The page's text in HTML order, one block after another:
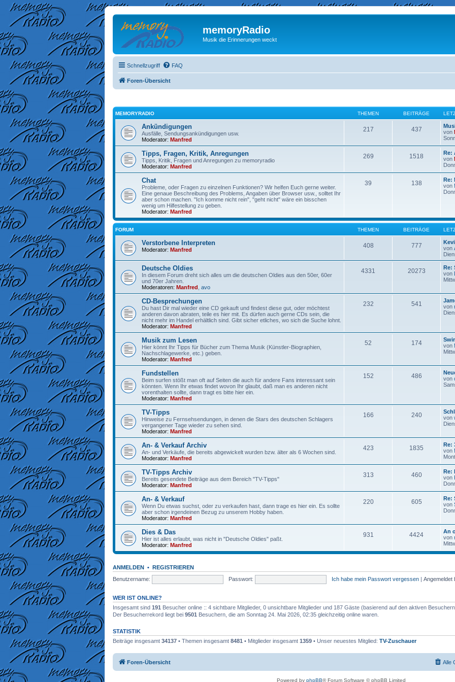
memoryRadio
Musik die Erinnerungen weckt
Schnellzugriff FAQ
Foren-Übersicht
MEMORYRADIO THEMEN BEITRÄGE
Ankündigungen
Ausfälle, Sendungsankündigungen usw.
Moderator: Manfred
217 437
von
Tipps, Fragen, Kritik, Anregungen
Tipps, Kritik, Fragen und Anregungen zu memoryradio
Moderator: Manfred
269 1518
Re:
von
Chat
Probleme, oder Fragen zu einzelnen Funktionen? Wir helfen Euch gerne weiter.
Eine genaue Beschreibung des Problems, Angaben über Browser usw., solltet Ihr
aber schon machen. "Ich komme nicht rein", "geht nicht" wäre ein bisschen
wenig um Hilfestellung zu geben.
Moderator: Manfred
39 138
Re:
von
FORUM THEMEN BEITRÄGE
Verstorbene Interpreten
Moderator: Manfred
408 777
von
Deutsche Oldies
In diesem Forum dreht sich alles um die deutschen Oldies aus den 50er, 60er
und 70er Jahren.
Moderatoren: Manfred avo
4331 20273
Re:
von
CD-Besprechungen
Du hast Dir mal wieder eine CD gekauft und findest diese gut, oder möchtest
anderen davon abraten, teile es hier mit. Es dürfen auch gerne CDs sein, die
nicht mehr im Handel erhältlich sind. Gibt sicher etliches, wo sich die Suche lohnt.
Moderator: Manfred
232 541
von
Musik zum Lesen
Hier könnt Ihr Tipps für Bücher zum Thema Musik (Künstler-Biographien,
Nachschlagewerke, etc.) geben.
Moderator: Manfred
52 174
von
Fundstellen
Beim surfen stößt man oft auf Seiten die auch für andere Fans interessant sein
könnten. Wenn Ihr etwas findet wovon Ihr glaubt, daß man es anderen nicht
vorenthalten sollte, dann tragt es bitte hier ein.
Moderator: Manfred
152 486
von
TV-Tipps
Hinweise zu Fernsehsendungen, in denen die Stars des deutschen Schlagers
vergangener Tage wieder zu sehen sind.
Moderator: Manfred
166 240
von
An- & Verkauf Archiv
An- und Verkäufe, die bereits abgewickelt wurden bzw. älter als 6 Wochen sind.
Moderator: Manfred
423 1835
Re:
von
TV-Tipps Archiv
Bereits gesendete Beiträge aus dem Bereich "TV-Tipps"
Moderator: Manfred
313 460
Re:
von
An- & Verkauf
Wenn Du etwas suchst, oder zu verkaufen hast, dann trage es hier ein. Es sollte
aber schon irgendeinen Bezug zu unserem Hobby haben.
Moderator: Manfred
220 605
Re:
von
Dies & Das
Hier ist alles erlaubt, was nicht in "Deutsche Oldies" paßt.
Moderator: Manfred
931 4424
An
von
ANMELDEN • REGISTRIEREN
Benutzername:
Passwort: Ich habe mein Passwort vergessen | Angemeldet
WER IST ONLINE?
Insgesamt sind 191 Besucher online :: 4 sichtbare Mitglieder, 0 unsichtbare Mitglieder und 187 Gäste (basierend auf den aktiven
Der Besucherrekord liegt bei 9501 Besuchern, die am Sonntag 24. Mai 2026, 02:35 gleichzeitig online waren.
STATISTIK
Beiträge insgesamt 34137 • Themen insgesamt 8481 • Mitglieder insgesamt 1359 • Unser neuestes Mitglied: TV-Zuschauer
Foren-Übersicht Alle
Powered by phpBB® Forum Software © phpBB Limited